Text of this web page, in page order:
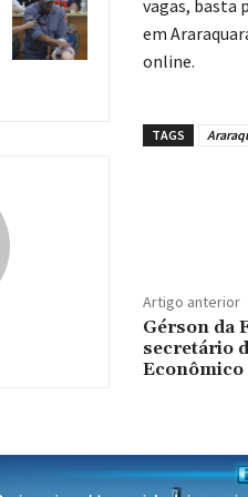
vagas, basta
em
online.
TAGS
Artigo anterior
Gérson da
secretário
Econômico